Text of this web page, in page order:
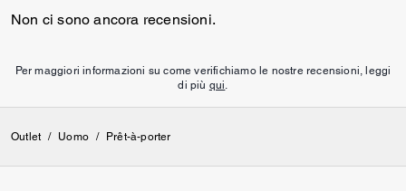
Non ci sono ancora recensioni.
Per maggiori informazioni su come verifichiamo le nostre recensioni, leggi
di più qui
Outlet / Uomo / Prêt-à-porter